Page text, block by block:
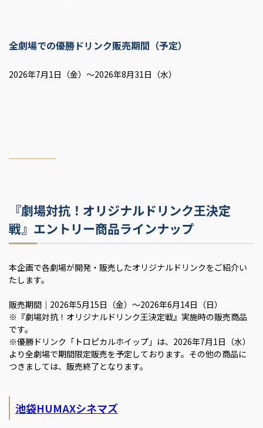
全劇場での優勝ドリンク販売期間（予定）
2026年7月1日（金）～2026年8月31日（水）
『劇場対抗！オリジナルドリンク王決定
戦』エントリー商品ラインナップ
本企画で各劇場が開発・販売したオリジナルドリンクをご紹介い
たします。
販売期間｜2026年5月15日（金）～2026年6月14日（日）
※『劇場対抗！オリジナルドリンク王決定戦』実施時の販売商品
です。
※優勝ドリンク「トロピカルホイップ」は、2026年7月1日（水）
より全劇場で期間限定販売を予定しております。その他の商品に
つきましては、販売終了となります。
池袋HUMAXシネマズ